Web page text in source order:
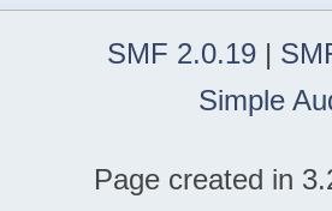
SMF 2.0.19 |
Simple
Page created in